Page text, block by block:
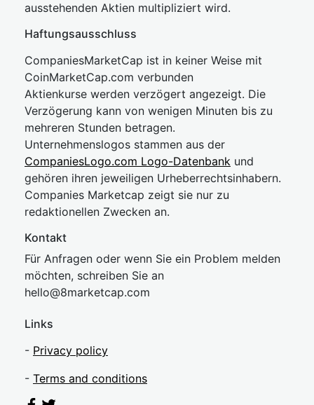
ausstehenden Aktien multipliziert wird.
Haftungsausschluss
CompaniesMarketCap ist in keiner Weise mit
CoinMarketCap.com verbunden
Aktienkurse werden verzögert angezeigt. Die
Verzögerung kann von wenigen Minuten bis zu
mehreren Stunden betragen.
Unternehmenslogos stammen aus der
CompaniesLogo.com Logo-Datenbank und
gehören ihren jeweiligen Urheberrechtsinhabern.
Companies Marketcap zeigt sie nur zu
redaktionellen Zwecken an.
Kontakt
Für Anfragen oder wenn Sie ein Problem melden
möchten, schreiben Sie an
hello@8marketcap.com
Links
- Privacy policy
- Terms and conditions